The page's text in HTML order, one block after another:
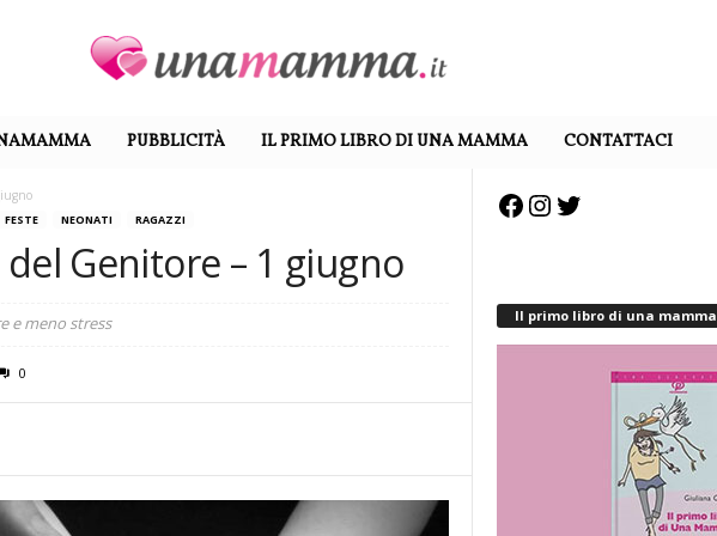
PUBBLICITÀ IL PRIMO LIBRO DI UNA MAMMA CONTATTACI
FESTE NEONATI RAGAZZI
Genitore – 1 giugno
e meno stress
0
Facebook
Instagram
Twitter
Il primo libro di una mamma